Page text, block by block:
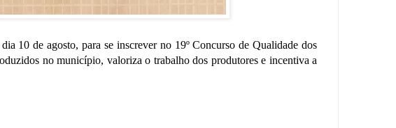
10 de agosto, para se inscrever no 19º Concurso de Qualidade dos
no município, valoriza o trabalho dos produtores e incentiva a